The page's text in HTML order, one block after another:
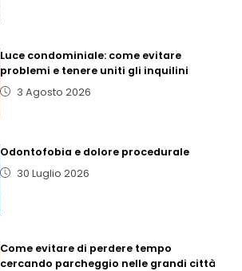
Luce condominiale: come evitare
problemi e tenere uniti gli inquilini
3 Agosto 2026
Odontofobia e dolore procedurale
30 Luglio 2026
Come evitare di perdere tempo
cercando parcheggio nelle grandi città